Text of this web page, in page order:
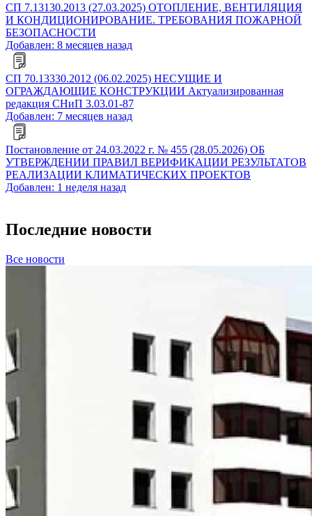
СП 7.13130.2013 (27.03.2025) ОТОПЛЕНИЕ, ВЕНТИЛЯЦИЯ
И КОНДИЦИОНИРОВАНИЕ. ТРЕБОВАНИЯ ПОЖАРНОЙ
БЕЗОПАСНОСТИ
Добавлен: 8 месяцев назад
СП 70.13330.2012 (06.02.2025) НЕСУЩИЕ И
ОГРАЖДАЮЩИЕ КОНСТРУКЦИИ Актуализированная
редакция СНиП 3.03.01-87
Добавлен: 7 месяцев назад
Постановление от 24.03.2022 г. № 455 (28.05.2026) ОБ
УТВЕРЖДЕНИИ ПРАВИЛ ВЕРИФИКАЦИИ РЕЗУЛЬТАТОВ
РЕАЛИЗАЦИИ КЛИМАТИЧЕСКИХ ПРОЕКТОВ
Добавлен: 1 неделя назад
Последние новости
Все новости